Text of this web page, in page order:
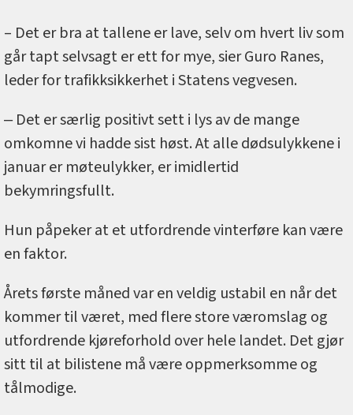
– Det er bra at tallene er lave, selv om hvert liv som
går tapt selvsagt er ett for mye, sier Guro Ranes,
leder for trafikksikkerhet i Statens vegvesen.
‒ Det er særlig positivt sett i lys av de mange
omkomne vi hadde sist høst. At alle dødsulykkene i
januar er møteulykker, er imidlertid
bekymringsfullt.
Hun påpeker at et utfordrende vinterføre kan være
en faktor.
Årets første måned var en veldig ustabil en når det
kommer til været, med flere store væromslag og
utfordrende kjøreforhold over hele landet. Det gjør
sitt til at bilistene må være oppmerksomme og
tålmodige.